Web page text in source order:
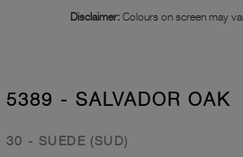
Disclaimer: Colours on screen may
5389 - SALVADOR OAK
30 - SUEDE (SUD)